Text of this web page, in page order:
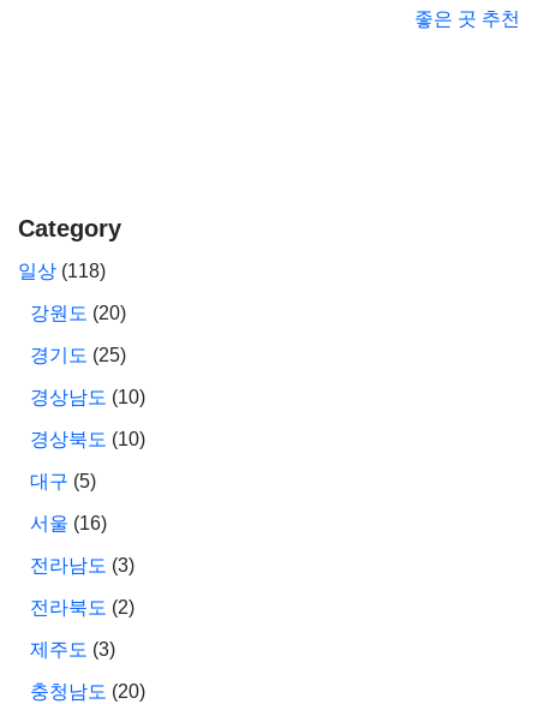
좋은 곳 추천
Category
일상 (118)
강원도 (20)
경기도 (25)
경상남도 (10)
경상북도 (10)
대구 (5)
서울 (16)
전라남도 (3)
전라북도 (2)
제주도 (3)
충청남도 (20)